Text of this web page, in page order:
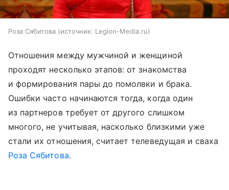
Роза Сябитова источник: Legion-Media.ru
Отношения между мужчиной и женщиной
проходят несколько этапов: от знакомства
и формирования пары до помолвки и брака.
Ошибки часто начинаются тогда, когда один
из партнеров требует от другого слишком
многого, не учитывая, насколько близкими уже
стали их отношения, считает телеведущая и сваха
Роза Сябитова.